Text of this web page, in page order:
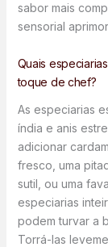
sabor mais
sensorial
Quais
toque de chef?
As especiarias
índia e anis
adicionar
fresco, uma
sutil, ou uma
especiarias
podem turvar a
Torrá-las